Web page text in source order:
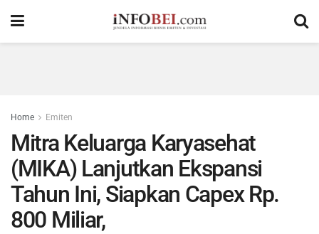
Home Emiten
Mitra Keluarga Karyasehat
(MIKA) Lanjutkan Ekspansi
Tahun Ini, Siapkan Capex Rp.
800 Miliar,